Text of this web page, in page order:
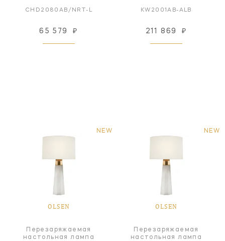
CHD2080AB/NRT-L
65 579 ₽
KW2001AB-ALB
211 869 ₽
NEW
OLSEN
Перезаряжаемая
настольная лампа
NEW
OLSEN
Перезаряжаемая
настольная лампа